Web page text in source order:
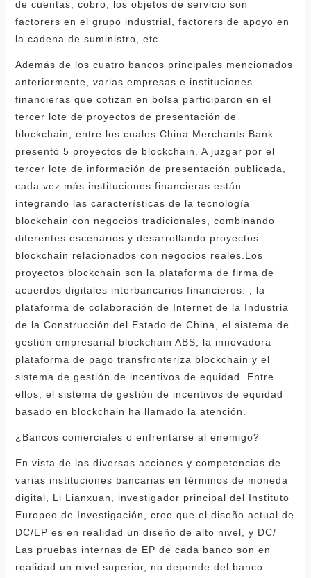
de cuentas, cobro, los objetos de servicio son
factorers en el grupo industrial, factorers de apoyo en
la cadena de suministro, etc.
Además de los cuatro bancos principales mencionados
anteriormente, varias empresas e instituciones
financieras que cotizan en bolsa participaron en el
tercer lote de proyectos de presentación de
blockchain, entre los cuales China Merchants Bank
presentó 5 proyectos de blockchain. A juzgar por el
tercer lote de información de presentación publicada,
cada vez más instituciones financieras están
integrando las características de la tecnología
blockchain con negocios tradicionales, combinando
diferentes escenarios y desarrollando proyectos
blockchain relacionados con negocios reales.Los
proyectos blockchain son la plataforma de firma de
acuerdos digitales interbancarios financieros. , la
plataforma de colaboración de Internet de la Industria
de la Construcción del Estado de China, el sistema de
gestión empresarial blockchain ABS, la innovadora
plataforma de pago transfronteriza blockchain y el
sistema de gestión de incentivos de equidad. Entre
ellos, el sistema de gestión de incentivos de equidad
basado en blockchain ha llamado la atención.
¿Bancos comerciales o enfrentarse al enemigo?
En vista de las diversas acciones y competencias de
varias instituciones bancarias en términos de moneda
digital, Li Lianxuan, investigador principal del Instituto
Europeo de Investigación, cree que el diseño actual de
DC/EP es en realidad un diseño de alto nivel, y DC/
Las pruebas internas de EP de cada banco son en
realidad un nivel superior, no depende del banco